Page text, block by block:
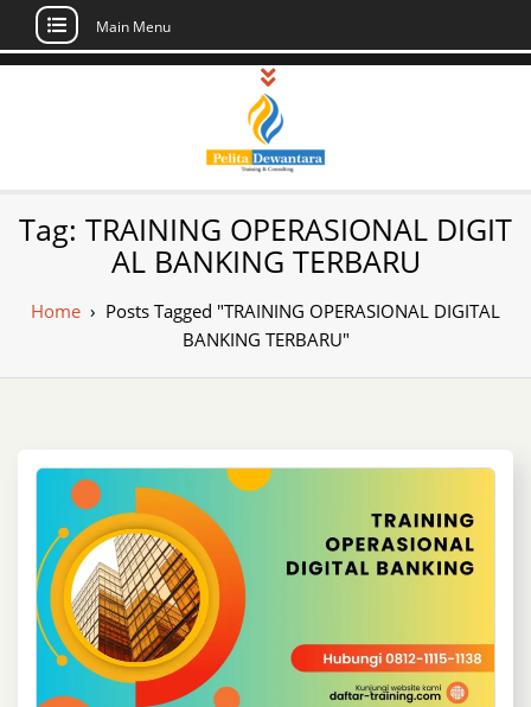
Skip
Main Menu
Pusat Pelatihan
dan Sertifikasi –
Daftar Training
Indonesia
Sertifikasi di Indonesia
Tag: TRAINING OPERASIONAL DIGIT
AL BANKING TERBARU
Home › Posts Tagged "TRAINING OPERASIONAL DIGITAL
BANKING TERBARU"